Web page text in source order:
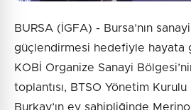
BURSA (İGFA) - Bursa’nın
güçlendirmesi hedefiyle hayata
KOBİ Organize Sanayi
toplantısı, BTSO Yönetim Kurulu
Burkay’ın ev sahipliğinde